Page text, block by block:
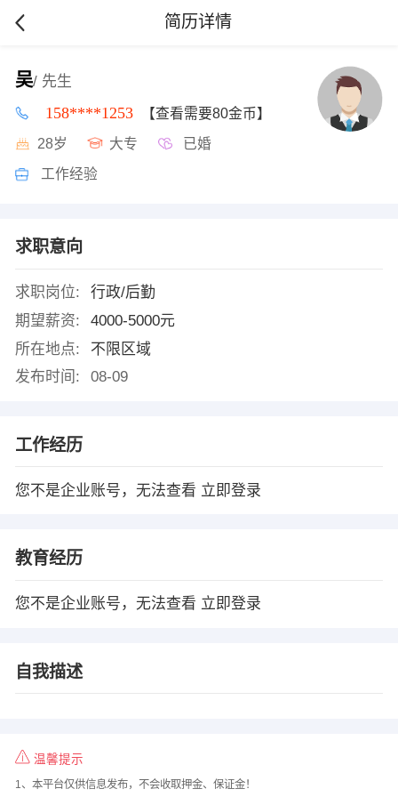
简历详情
吴/ 先生
158****1253 【查看需要80金币】
28岁 大专 已婚
工作经验
求职意向
求职岗位:
行政/后勤
期望薪资:
4000-5000元
所在地点:
不限区域
发布时间:
08-09
工作经历
您不是企业账号，无法查看 立即登录
教育经历
您不是企业账号，无法查看 立即登录
自我描述
温馨提示
1、本平台仅供信息发布，不会收取押金、保证金！